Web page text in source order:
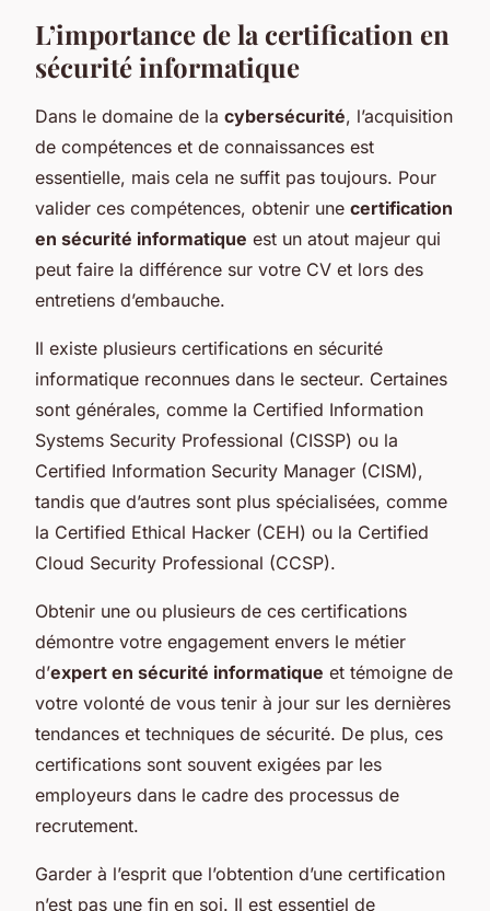
L’importance de la certification en
sécurité informatique
Dans le domaine de la cybersécurité, l’acquisition
de compétences et de connaissances est
essentielle, mais cela ne suffit pas toujours. Pour
valider ces compétences, obtenir une certification
en sécurité informatique est un atout majeur qui
peut faire la différence sur votre CV et lors des
entretiens d’embauche.
Il existe plusieurs certifications en sécurité
informatique reconnues dans le secteur. Certaines
sont générales, comme la Certified Information
Systems Security Professional (CISSP) ou la
Certified Information Security Manager (CISM),
tandis que d’autres sont plus spécialisées, comme
la Certified Ethical Hacker (CEH) ou la Certified
Cloud Security Professional (CCSP).
Obtenir une ou plusieurs de ces certifications
démontre votre engagement envers le métier
d’expert en sécurité informatique et témoigne de
votre volonté de vous tenir à jour sur les dernières
tendances et techniques de sécurité. De plus, ces
certifications sont souvent exigées par les
employeurs dans le cadre des processus de
recrutement.
Garder à l’esprit que l’obtention d’une certification
n’est pas une fin en soi. Il est essentiel de